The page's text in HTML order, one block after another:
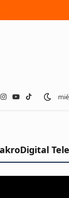
Instagram
YouTube
TikTok